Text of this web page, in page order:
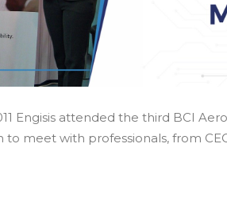
Engisis attended the third BCI
to meet with professionals, from